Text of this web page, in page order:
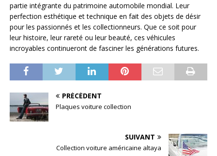
partie intégrante du patrimoine automobile mondial. Leur
perfection esthétique et technique en fait des objets de désir
pour les passionnés et les collectionneurs. Que ce soit pour
leur histoire, leur rareté ou leur beauté, ces véhicules
incroyables continueront de fasciner les générations futures.
PRÉCÉDENT
Plaques voiture collection
SUIVANT
Collection voiture américaine altaya